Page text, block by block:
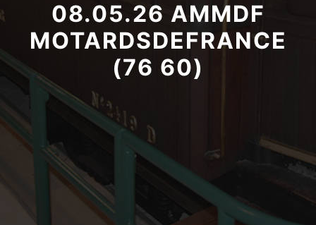
08.05.26 AMMDF
MOTARDSDEFRANCE
(76 60)